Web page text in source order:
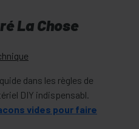
La Chose
dans les règles de
DIY indispensabl.
vides pour faire